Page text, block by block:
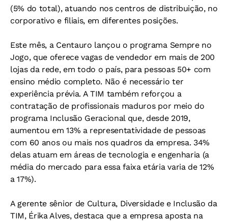
(5% do total), atuando nos centros de distribuição, no
corporativo e filiais, em diferentes posições.
Este mês, a Centauro lançou o programa Sempre no
Jogo, que oferece vagas de vendedor em mais de 200
lojas da rede, em todo o país, para pessoas 50+ com
ensino médio completo. Não é necessário ter
experiência prévia. A TIM também reforçou a
contratação de profissionais maduros por meio do
programa Inclusão Geracional que, desde 2019,
aumentou em 13% a representatividade de pessoas
com 60 anos ou mais nos quadros da empresa. 34%
delas atuam em áreas de tecnologia e engenharia (a
média do mercado para essa faixa etária varia de 12%
a 17%).
A gerente sênior de Cultura, Diversidade e Inclusão da
TIM, Érika Alves, destaca que a empresa aposta na